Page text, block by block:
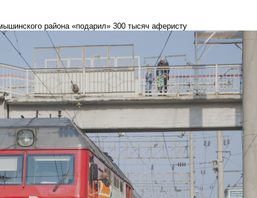
района «подарил» 300 тысяч аферисту